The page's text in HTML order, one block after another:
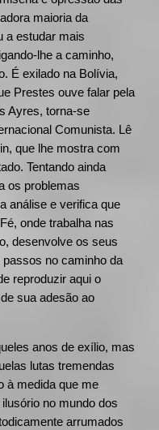
maioria da
a estudar mais
lhe a caminho,
É exilado na Bolívia,
Prestes ouve falar pela
Ayres, torna-se
Comunista. Lê
que lhe mostra com
Tentando ainda
os problemas
análise e verifica que
onde trabalha nas
desenvolve os seus
no caminho da
reproduzir aqui o
sua adesão ao
anos de exílio, mas
lutas tremendas
à medida que me
no mundo dos
arrumados